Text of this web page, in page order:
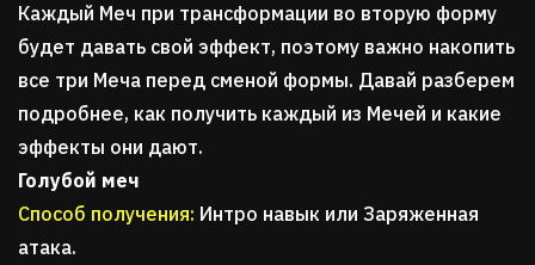
Каждый Меч при трансформации во вторую форму
будет давать свой эффект, поэтому важно накопить
все три Меча перед сменой формы. Давай разберем
подробнее, как получить каждый из Мечей и какие
эффекты они дают.
Голубой меч
Способ получения: Интро навык или Заряженная
атака.